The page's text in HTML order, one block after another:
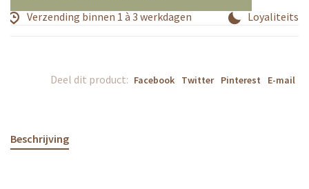
Verzending binnen 1 à 3 werkdagen
Deel dit product: Facebook Twitter Pinterest E-mail
Beschrijving